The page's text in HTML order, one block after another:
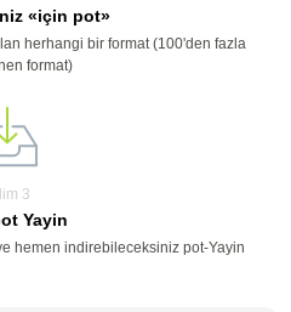
«için pot»
herhangi bir format (100'den fazla
format)
3
Yayin
hemen indirebileceksiniz pot-Yayin